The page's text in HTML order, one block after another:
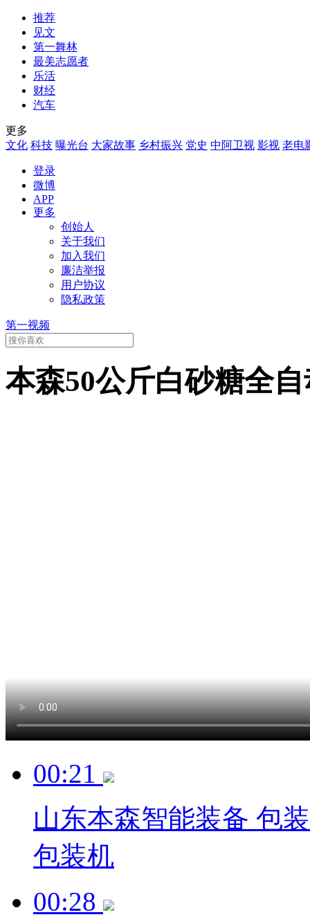
推荐
见文
第一舞林
最美志愿者
乐活
财经
汽车
更多
文化 科技 曝光台 大家故事 乡村振兴 党史 中阿卫视 影视 老电
登录
微博
APP
更多
创始人
关于我们
加入我们
廉洁举报
用户协议
隐私政策
第一视频
本森50公斤白砂糖全
00:21
山东本森智能装备 包
包装机
00:28